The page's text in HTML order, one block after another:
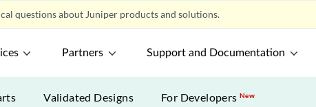
questions about Juniper products and solutions.
Partners Support and Documentation
Validated Designs For DevelopersNew